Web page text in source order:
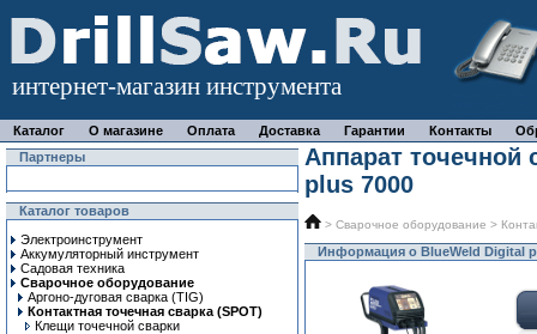
интернет-магазин инструмента
Каталог О магазине Оплата Доставка Гарантии Контакты
Партнеры
Каталог товаров
Электроинструмент
Аккумуляторный инструмент
Садовая техника
Сварочное оборудование
Аргоно-дуговая сварка (TIG)
Контактная точечная сварка (SPOT)
Клещи точечной сварки
Аппарат точечной
plus 7000
> Сварочное оборудование >
Информация о BlueWeld Digital